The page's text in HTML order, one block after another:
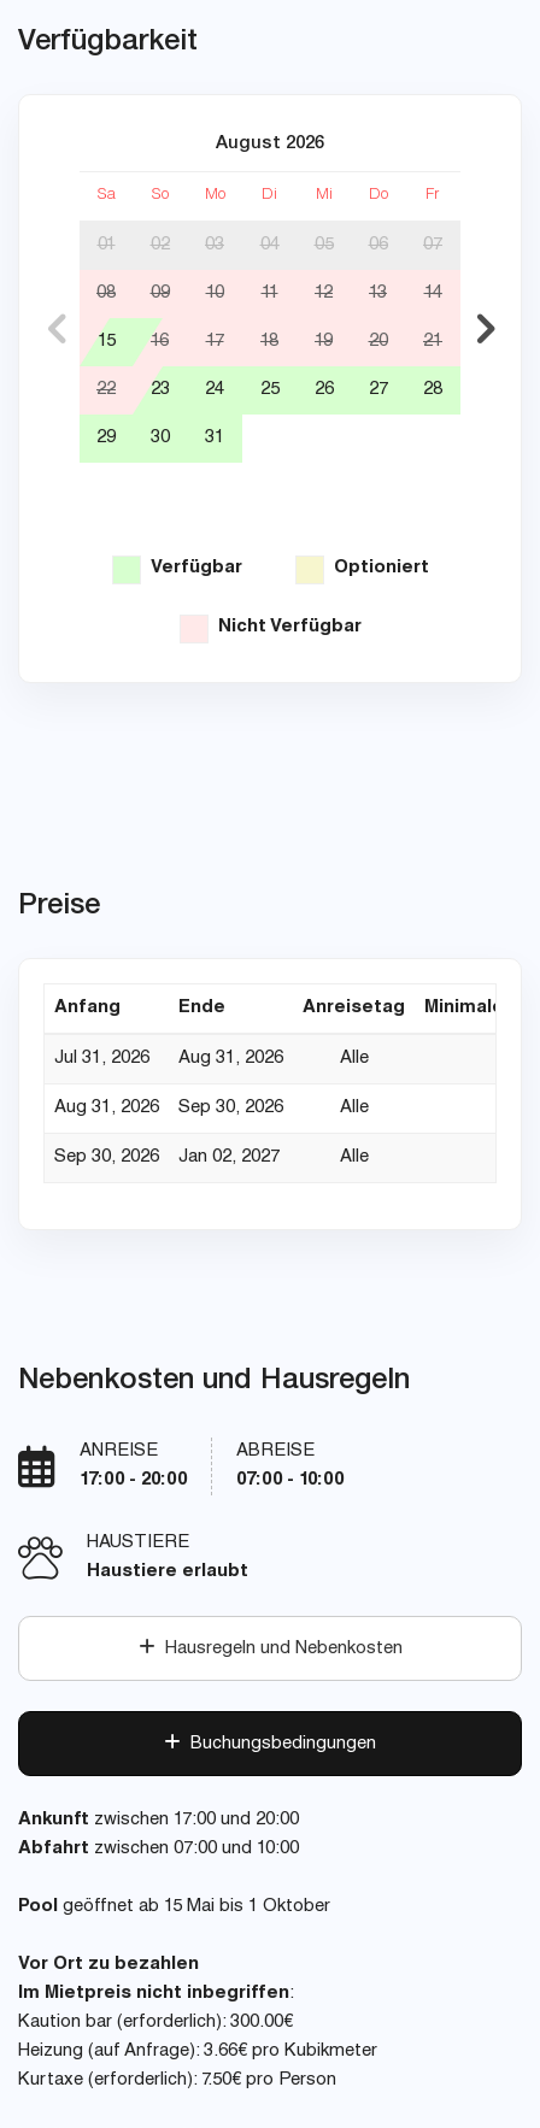
Verfügbarkeit
August 2026
Sa So Mo Di Mi Do Fr
01 02 03 04 05 06 07
08 09 10 11 12 13 14
15 16 17 18 19 20 21
22 23 24 25 26 27 28
29 30 31
Verfügbar Optioniert
Nicht Verfügbar
Preise
Anfang Ende Anreisetag Minimaler
Jul 31, 2026 Aug 31, 2026 Alle
Aug 31, 2026 Sep 30, 2026 Alle
Sep 30, 2026 Jan 02, 2027 Alle
Nebenkosten und Hausregeln
ANREISE
17:00 - 20:00
ABREISE
07:00 - 10:00
HAUSTIERE
Haustiere erlaubt
Hausregeln und Nebenkosten
Buchungsbedingungen
Ankunft zwischen 17:00 und 20:00
Abfahrt zwischen 07:00 und 10:00
Pool geöffnet ab 15 Mai bis 1 Oktober
Vor Ort zu bezahlen
Im Mietpreis nicht inbegriffen:
Kaution bar (erforderlich): 300.00€
Heizung (auf Anfrage): 3.66€ pro Kubikmeter
Kurtaxe (erforderlich): 7.50€ pro Person